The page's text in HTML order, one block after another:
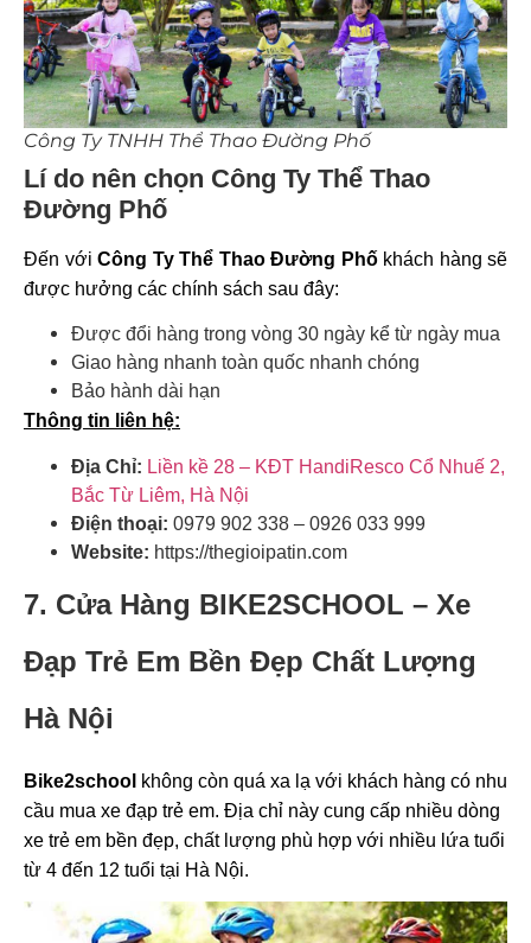
Công Ty TNHH Thể Thao Đường Phố
Lí do nên chọn Công Ty Thể Thao
Đường Phố
Đến với Công Ty Thể Thao Đường Phốkhách hàng sẽ
được hưởng các chính sách sau đây:
Được đổi hàng trong vòng 30 ngày kể từ ngày mua
Giao hàng nhanh toàn quốc nhanh chóng
Bảo hành dài hạn
Thông tin liên hệ:
Địa Chỉ: Liền kề 28 – KĐT HandiResco Cổ Nhuế 2,
Bắc Từ Liêm, Hà Nội
Điện thoại: 0979 902 338 – 0926 033 999
Website: https://thegioipatin.com
7. Cửa Hàng BIKE2SCHOOL – Xe
Đạp Trẻ Em Bền Đẹp Chất Lượng
Hà Nội
Bike2school không còn quá xa lạ với khách hàng có nhu
cầu mua xe đạp trẻ em. Địa chỉ này cung cấp nhiều dòng
xe trẻ em bền đẹp, chất lượng phù hợp với nhiều lứa tuổi
từ 4 đến 12 tuổi tại Hà Nội.